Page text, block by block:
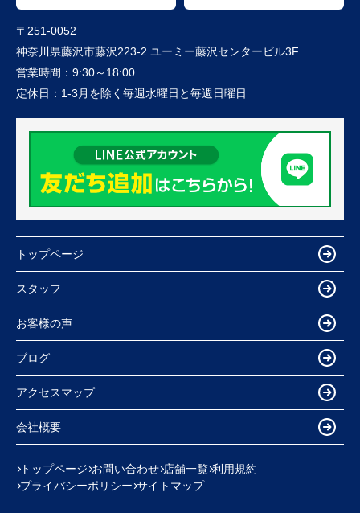
〒251-0052
神奈川県藤沢市藤沢223-2 ユーミー藤沢センタービル3F
営業時間： 9:30～18:00
定休日： 1-3月を除く毎週水曜日と毎週日曜日
トップページ
スタッフ
お客様の声
ブログ
アクセスマップ
会社概要
トップページ お問い合わせ 店舗一覧 利用規約
プライバシーポリシー サイトマップ